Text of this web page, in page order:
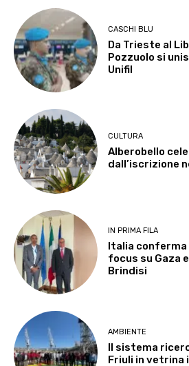
CASCHI BLU
Da Trieste al
Pozzuolo si
Unifil
CULTURA
Alberobello
dall’iscrizione
IN PRIMA FILA
Italia conferma
focus su Gaza
Brindisi
AMBIENTE
Il sistema
Friuli in vetrina